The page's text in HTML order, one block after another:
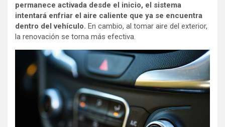
permanece activada desde el inicio, el sistema
intentará enfriar el aire caliente que ya se encuentra
dentro del vehículo. En cambio, al tomar aire del exterior,
la renovación se torna más efectiva.